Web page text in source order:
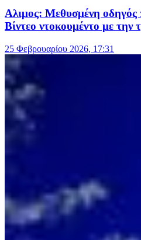
Αλιμος: Μεθυσμένη
Bίντεο ντοκουμέντο με την
25 Φεβρουαρίου 2026, 17:31